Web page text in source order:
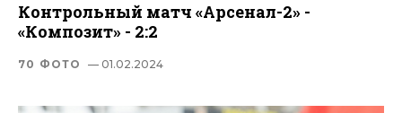
Контрольный матч «Арсенал-2» -
«Композит» - 2:2
70 ФОТО — 01.02.2024